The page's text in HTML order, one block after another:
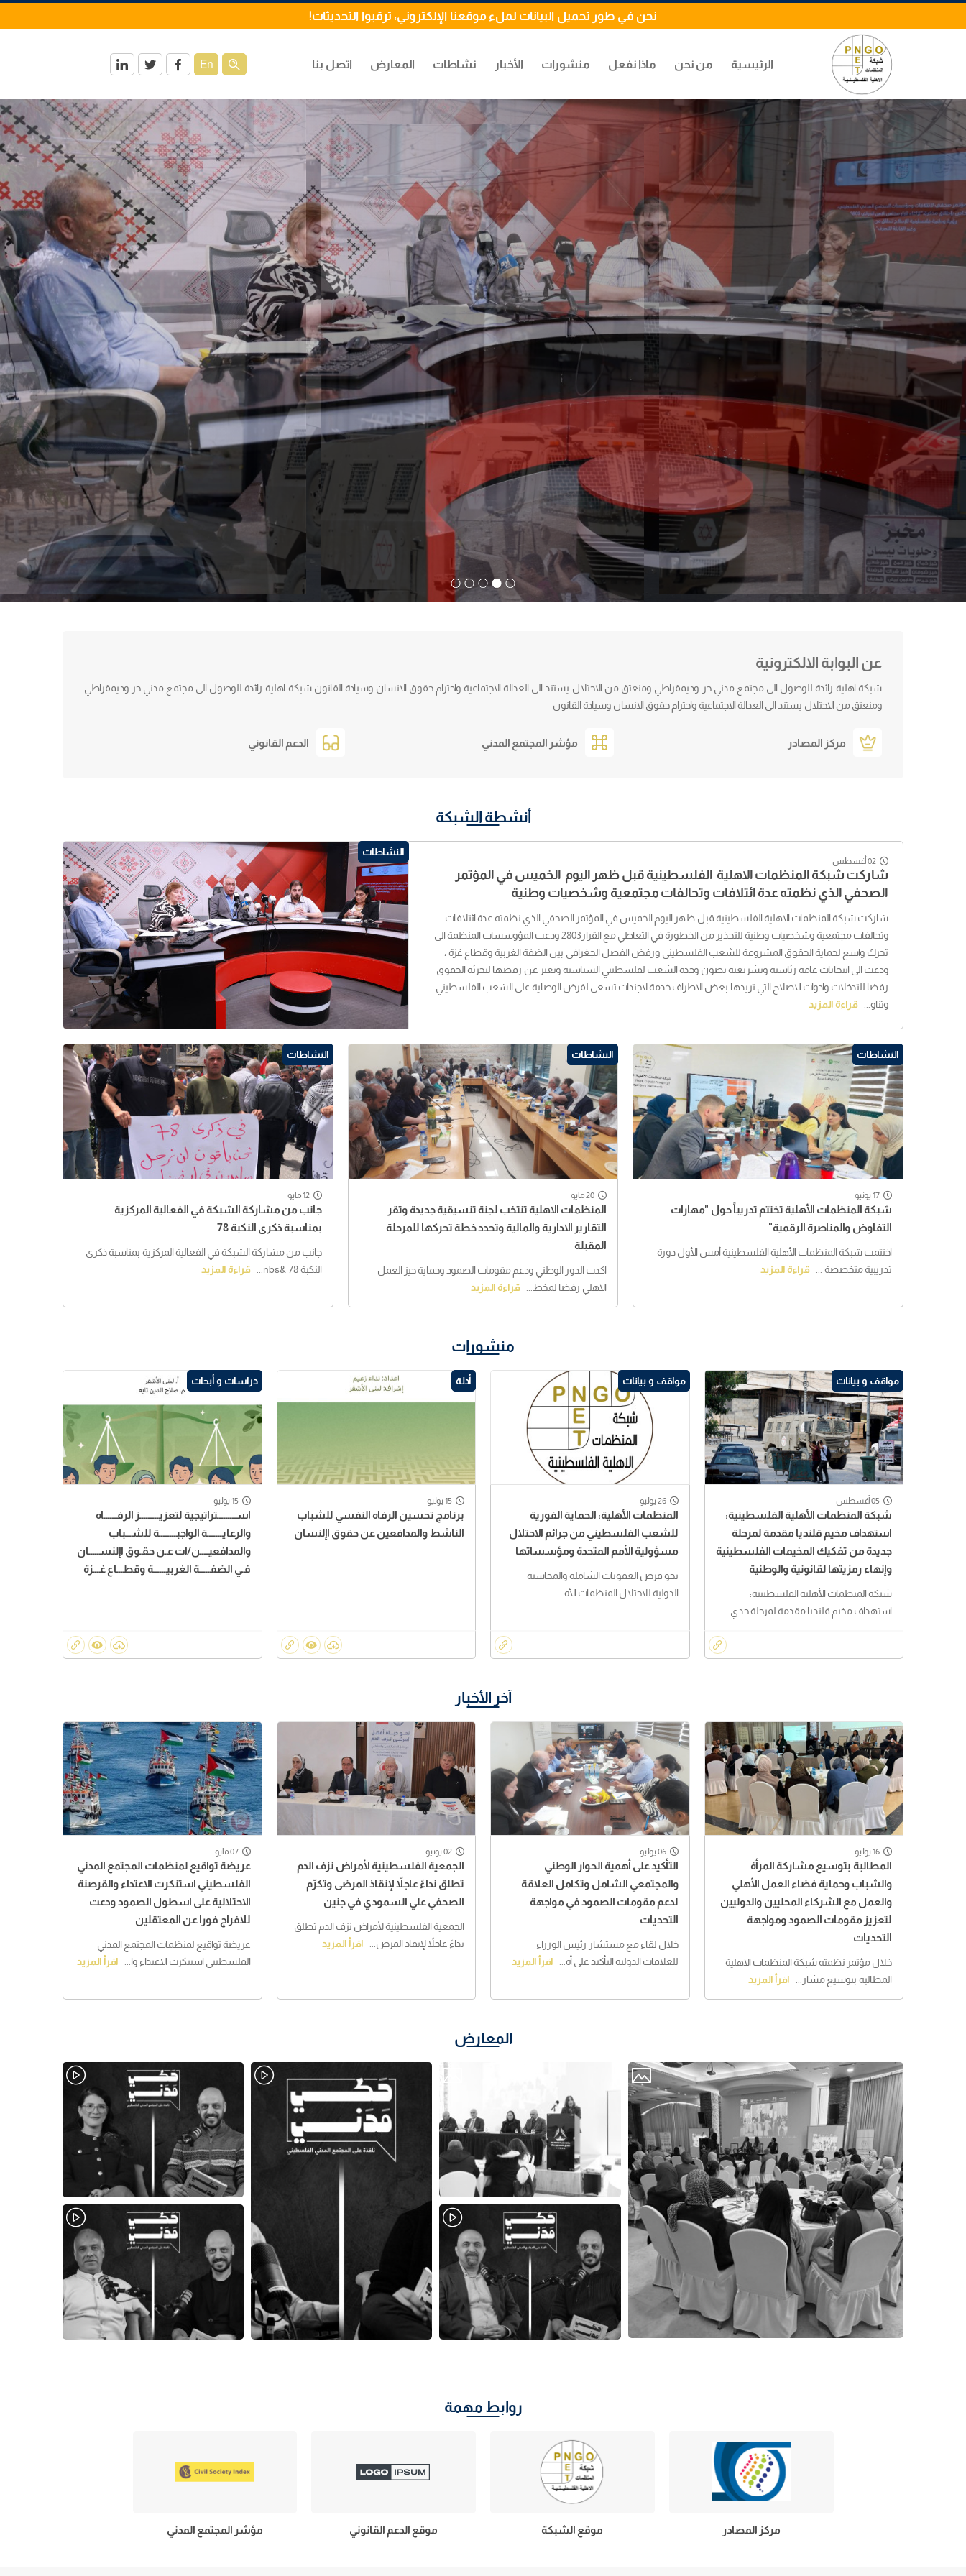
نحن في طور تحميل البيانات لملء موقعنا الإلكتروني، ترقبوا التحديثات!
الرئيسية من نحن ماذا نفعل منشورات الأخبار نشاطات المعارض اتصل بنا En
شاركت شبكة المنظمات الاهلية الفلسطينية قبل ظهر اليوم
الخميس في المؤتمر الصحفي الذي نظمته عدة ائتلافات
وتحالفات مجتمعية وشخصيات وطنية
شاركت شبكة المنظمات الاهلية الفلسطينية قبل ظهر اليوم الخميس في المؤتمر الصحفي الذي
نظمته عدة ائتلافات وتحالفات مجتمعية وشخصيات وطنية للتحذير من الخطورة في التعاطي مع
القرار2803 ودعت المؤوسسات المنظمة الى تحرك واسع لحماية الحقوق المشروعة...
قراءة المزيد
عن البوابة الالكترونية
شبكة اهلية رائدة للوصول الى مجتمع مدني حر وديمقراطي ومنعتق من الاحتلال يستند الى العدالة الاجتماعية واحترام حقوق الانسان وسيادة القانون شبكة اهلية رائدة للوصول الى مجتمع مدني حر وديمقراطي
ومنعتق من الاحتلال يستند الى العدالة الاجتماعية واحترام حقوق الانسان وسيادة القانون
مركز المصادر مؤشر المجتمع المدني الدعم القانوني
أنشطة الشبكة
02 أغسطس
شاركت شبكة المنظمات الاهلية الفلسطينية قبل ظهر اليوم الخميس في المؤتمر
الصحفي الذي نظمته عدة ائتلافات وتحالفات مجتمعية وشخصيات وطنية
شاركت شبكة المنظمات الاهلية الفلسطينية قبل ظهر اليوم الخميس في المؤتمر الصحفي الذي نظمته عدة ائتلافات
وتحالفات مجتمعية وشخصيات وطنية للتحذير من الخطورة في التعاطي مع القرار2803 ودعت المؤوسسات المنظمة الى
تحرك واسع لحماية الحقوق المشروعة للشعب الفلسطيني ورفض الفصل الجغرافي بين الضفة الغربية وقطاع غزة ،
ودعت الى انتخابات عامة رئاسية وتشريعية تصون وحدة الشعب لفلسطيني السياسية وتعبر عن رفضها لتجزئة الحقوق
رفضا للتدخلات وادوات الاصلاح التي تريدها بعض الاطراف خدمة لاجندات تسعى لفرض الوصاية على الشعب الفلسطيني
وتناو...
قراءة المزيد
النشاطات
17 يونيو
شبكة المنظمات الأهلية تختتم تدريباً حول "مهارات
التفاوض والمناصرة الرقمية"
اختتمت شبكة المنظمات الأهلية الفلسطينية أمس الأول دورة
تدريبية متخصصة ... قراءة المزيد
النشاطات
20 مايو
المنظمات الاهلية تنتخب لجنة تنسيقية جديدة وتقر
التقارير الادارية والمالية وتحدد خطة تحركها للمرحلة
المقبلة
اكدت الدور الوطني ودعم مقومات الصمود وحماية حيز العمل
الاهلي رفضا لمخط... قراءة المزيد
النشاطات
12 مايو
جانب من مشاركة الشبكة في الفعالية المركزية
بمناسبة ذكرى النكبة 78
جانب من مشاركة الشبكة في الفعالية المركزية بمناسبة ذكرى
النكبة 78 &nbs...
قراءة المزيد
النشاطات
منشورات
05 أغسطس
شبكة المنظمات الأهلية الفلسطينية:
استهداف مخيم قلنديا مقدمة لمرحلة
جديدة من تفكيك المخيمات الفلسطينية
وإنهاء رمزيتها لقانونية والوطنية
شبكة المنظمات الأهلية الفلسطينية:
استهداف مخيم قلنديا مقدمة لمرحلة جدي...
مواقف و بيانات
26 يوليو
المنظمات الأهلية: الحماية الفورية
للشعب الفلسطيني من جرائم الاحتلال
مسؤولية الأمم المتحدة ومؤسساتها
نحو فرض العقوبات الشاملة والمحاسبة
الدولية للاحتلال المنظمات الأه...
مواقف و بيانات
15 يوليو
برنامج تحسين الرفاه النفسي للشباب
الناشط والمدافعين عن حقوق اإلنسان
أدلة
15 يوليو
اســـــــــتراتيجية لتعزيـــــــــز الرفــــــاه
والرعايـــــــة الواجبــــــــة للشـــباب
والمدافعيــــن/ات عـن حقـوق اإلنســـــان
فـي الضفـــــة الغربيــــــة وقطـــاع غـــزة
دراسات و أبحاث
آخر الأخبار
16 يوليو
المطالبة بتوسيع مشاركة المرأة
والشباب وحماية فضاء العمل الأهلي
والعمل مع الشركاء المحليين والدوليين
لتعزيز مقومات الصمود ومواجهة
التحديات
خلال مؤتمر نظمته شبكة المنظمات الاهلية
المطالبة بتوسيع مشار...
اقرأ المزيد
06 يوليو
التأكيد على أهمية الحوار الوطني
والمجتمعي الشامل وتكامل العلاقة
لدعم مقومات الصمود في مواجهة
التحديات
خلال لقاء مع مستشار رئيس الوزراء
للعلاقات الدولية التأكيد على أه...
اقرأ المزيد
02 يونيو
الجمعية الفلسطينية لأمراض نزف الدم
تطلق نداءً عاجلاً لإنقاذ المرضى وتكرّم
الصحفي علي السمودي في جنين
الجمعية الفلسطينية لأمراض نزف الدم تطلق
نداءً عاجلاً لإنقاذ المرض...
اقرأ المزيد
07 مايو
عريضة تواقيع لمنظمات المجتمع المدني
الفلسطيني استنكرت الاعتداء والقرصنة
الاحتلالية على اسطول الصمود ودعت
للافراج فورا عن المعتقلين
عريضة تواقيع لمنظمات المجتمع المدني
الفلسطيني استنكرت الاعتداء وا...
اقرأ المزيد
المعارض
روابط مهمة
مركز المصادر موقع الشبكة موقع الدعم القانوني مؤشر المجتمع المدني